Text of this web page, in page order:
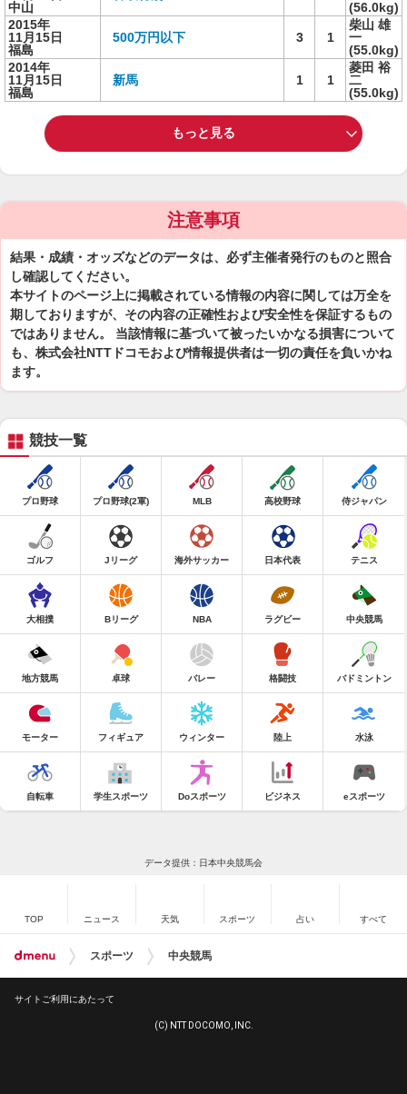
中山
(56.0kg)
2015年
11月15日
福島
500万円以下 3 1
柴山 雄
一
(55.0kg)
2014年
11月15日
福島
新馬 1 1
菱田 裕
二
(55.0kg)
もっと見る
注意事項
結果・成績・オッズなどのデータは、必ず主催者発行のものと照合
し確認してください。
本サイトのページ上に掲載されている情報の内容に関しては万全を
期しておりますが、その内容の正確性および安全性を保証するもの
ではありません。 当該情報に基づいて被ったいかなる損害について
も、株式会社NTTドコモおよび情報提供者は一切の責任を負いかね
ます。
競技一覧
プロ野球 プロ野球(2軍) MLB 高校野球 侍ジャパン
ゴルフ Jリーグ 海外サッカー 日本代表 テニス
大相撲 Bリーグ NBA ラグビー 中央競馬
地方競馬 卓球 バレー 格闘技 バドミントン
モーター フィギュア ウィンター 陸上 水泳
自転車 学生スポーツ Doスポーツ ビジネス eスポーツ
データ提供：日本中央競馬会
TOP ニュース 天気 スポーツ 占い すべて
スポーツ 中央競馬
サイトご利用にあたって
(C) NTT DOCOMO, INC.